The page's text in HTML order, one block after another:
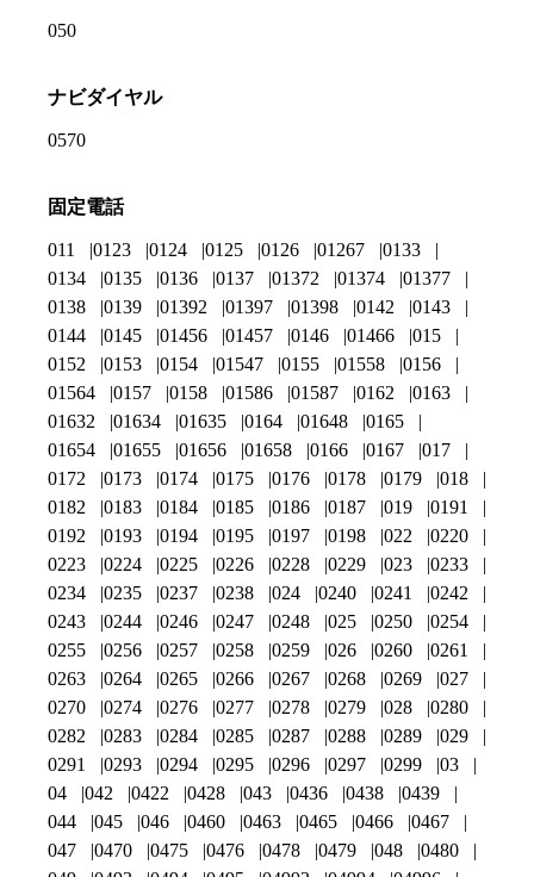
050
ナビダイヤル
0570
固定電話
011 0123 0124 0125 0126 01267
0133
0134
0135 0136 0137 01372 01374
01377
0138
0139 01392 01397 01398 0142
0143
0144
0145 01456 01457 0146 01466
015
0152
0153 0154 01547 0155 01558
0156
01564
0157 0158 01586 01587 0162
0163
01632
01634 01635 0164 01648
0165
01654
01655 01656 01658 0166 0167
017
0172
0173 0174 0175 0176 0178 0179
018
0182
0183 0184 0185 0186 0187 019
0191
0192
0193 0194 0195 0197 0198 022
0220
0223
0224 0225 0226 0228 0229 023
0233
0234
0235 0237 0238 024 0240 0241
0242
0243
0244 0246 0247 0248 025 0250
0254
0255
0256 0257 0258 0259 026 0260
0261
0263
0264 0265 0266 0267 0268 0269
027
0270
0274 0276 0277 0278 0279 028
0280
0282
0283 0284 0285 0287 0288 0289
029
0291
0293 0294 0295 0296 0297 0299
03
04
042 0422 0428 043 0436 0438
0439
044
045 046 0460 0463 0465 0466
0467
047
0470 0475 0476 0478 0479 048
0480